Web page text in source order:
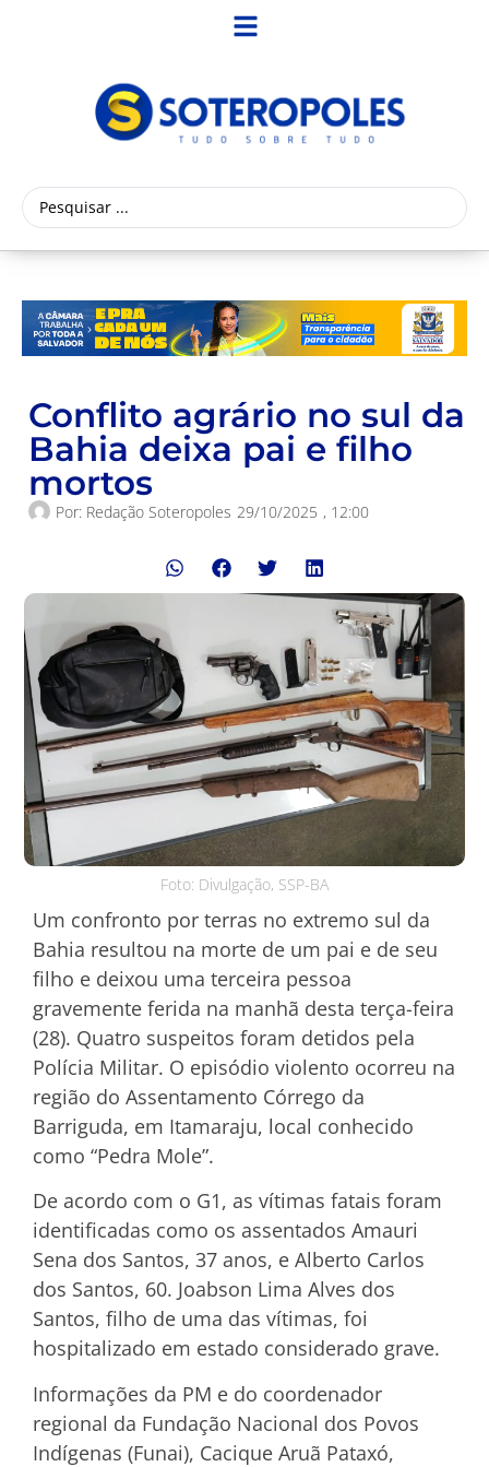
Conflito agrário no sul da
Bahia deixa pai e filho
mortos
Por: Redação Soteropoles 29/10/2025 , 12:00
Foto: Divulgação, SSP-BA
Um confronto por terras no extremo sul da
Bahia resultou na morte de um pai e de seu
filho e deixou uma terceira pessoa
gravemente ferida na manhã desta terça-feira
(28). Quatro suspeitos foram detidos pela
Polícia Militar. O episódio violento ocorreu na
região do Assentamento Córrego da
Barriguda, em Itamaraju, local conhecido
como “Pedra Mole”.
De acordo com o G1, as vítimas fatais foram
identificadas como os assentados Amauri
Sena dos Santos, 37 anos, e Alberto Carlos
dos Santos, 60. Joabson Lima Alves dos
Santos, filho de uma das vítimas, foi
hospitalizado em estado considerado grave.
Informações da PM e do coordenador
regional da Fundação Nacional dos Povos
Indígenas (Funai), Cacique Aruã Pataxó,